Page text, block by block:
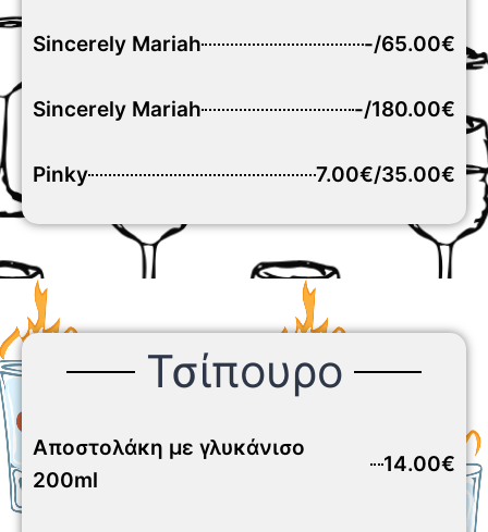
Sincerely Mariah -/65.00€
Sincerely Mariah -/180.00€
Pinky 7.00€/35.00€
Τσίπουρο
Αποστολάκη με γλυκάνισο
200ml
14.00€